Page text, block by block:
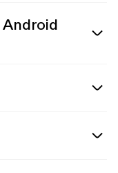
Android